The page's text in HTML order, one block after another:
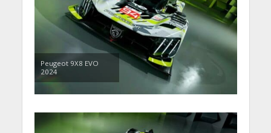
Peugeot 9X8 EVO
2024